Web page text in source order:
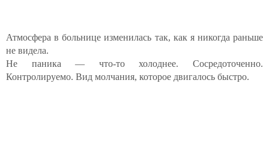
Атмосфера в больнице изменилась так, как я никогда раньше
не видела.
Не паника — что-то холоднее. Сосредоточенно.
Контролируемо. Вид молчания, которое двигалось быстро.